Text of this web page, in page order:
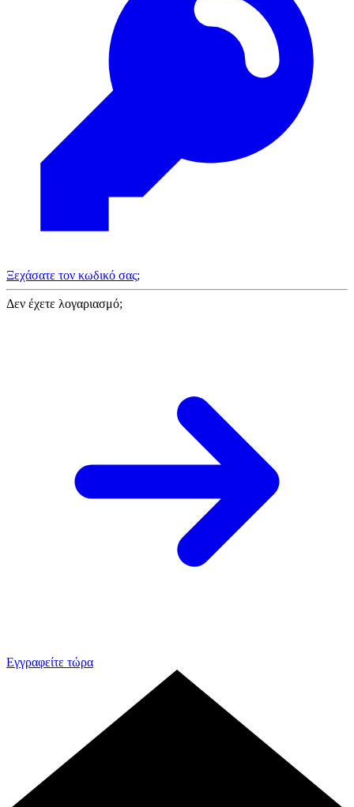
Ξεχάσατε τον κωδικό σας;
Δεν έχετε λογαριασμό;
Εγγραφείτε τώρα